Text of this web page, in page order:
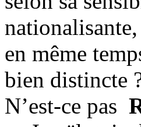
nationalisante
en même
bien distincte
N’est-ce pas